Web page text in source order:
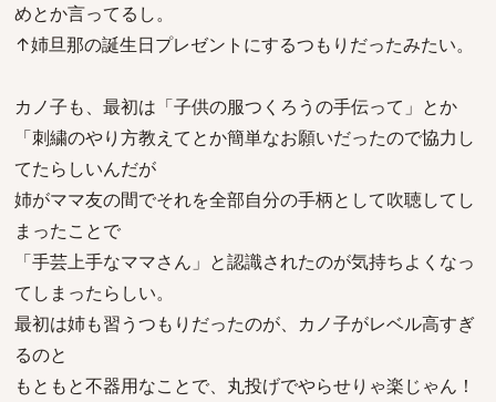
めとか言ってるし。
↑姉旦那の誕生日プレゼントにするつもりだったみたい。
カノ子も、最初は「子供の服つくろうの手伝って」とか
「刺繍のやり方教えてとか簡単なお願いだったので協力し
てたらしいんだが
姉がママ友の間でそれを全部自分の手柄として吹聴してし
まったことで
「手芸上手なママさん」と認識されたのが気持ちよくなっ
てしまったらしい。
最初は姉も習うつもりだったのが、カノ子がレベル高すぎ
るのと
もともと不器用なことで、丸投げでやらせりゃ楽じゃん！